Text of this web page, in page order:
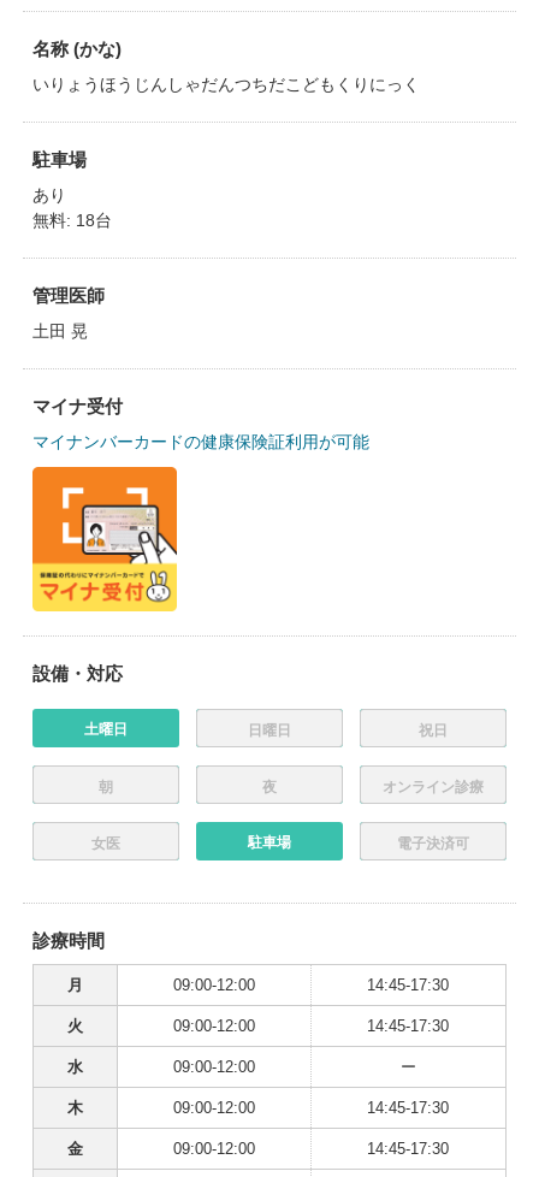
名称 (かな)
いりょうほうじんしゃだんつちだこどもくりにっく
駐車場
あり
無料: 18台
管理医師
土田 晃
マイナ受付
マイナンバーカードの健康保険証利用が可能
設備・対応
土曜日 日曜日 祝日
朝 夜 オンライン診療
女医 駐車場 電子決済可
診療時間
月 09:00-12:00 14:45-17:30
火 09:00-12:00 14:45-17:30
水 09:00-12:00 ー
木 09:00-12:00 14:45-17:30
金 09:00-12:00 14:45-17:30